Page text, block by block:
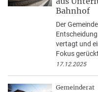
Bahnhof
Der
vertagt und
Fokus
17.12.2025
Gemeinderat